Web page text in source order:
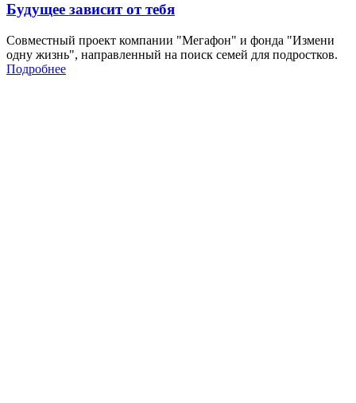
Будущее зависит от тебя
Совместный проект компании "Мегафон" и фонда "Измени
одну жизнь", направленный на поиск семей для подростков.
Подробнее